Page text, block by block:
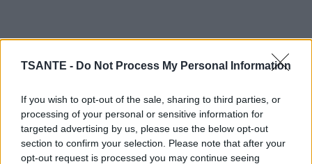
TSANTE - Do Not Process My Personal Information
If you wish to opt-out of the sale, sharing to third parties, or
processing of your personal or sensitive information for
targeted advertising by us, please use the below opt-out
section to confirm your selection. Please note that after your
opt-out request is processed you may continue seeing